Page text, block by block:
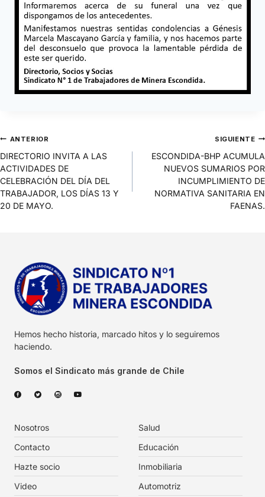
ANTERIOR
DIRECTORIO INVITA A LAS
ACTIVIDADES DE
CELEBRACIÓN DEL DÍA DEL
TRABAJADOR, LOS DÍAS 13 Y
20 DE MAYO.
SIGUIENTE
ESCONDIDA-BHP ACUMULA
NUEVOS SUMARIOS POR
INCUMPLIMIENTO DE
NORMATIVA SANITARIA EN
FAENAS.
Hemos hecho historia, marcado hitos y lo seguiremos
haciendo.
Somos el Sindicato más grande de Chile
Nosotros
Contacto
Hazte socio
Video
Salud
Educación
Inmobiliaria
Automotriz